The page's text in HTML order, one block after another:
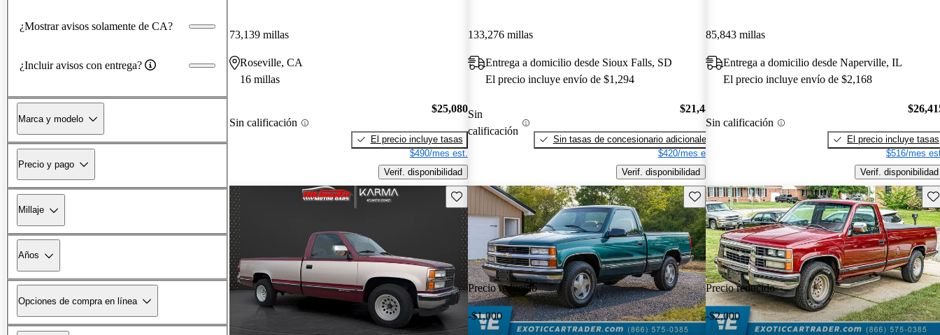
¿Mostrar avisos solamente de CA?
¿Incluir avisos con entrega?
Marca y modelo
Precio y pago
Millaje
Años
Opciones de compra en línea
73,139 millas
Roseville, CA
16 millas
Sin calificación
$25,080
El precio incluye tasas
$490/mes est.
Verif. disponibilidad
133,276 millas
Entrega a domicilio desde Sioux Falls, SD
El precio incluye envío de $1,294
Sin
calificación
$21,484
Sin tasas de concesionario adicionales
$420/mes est.
Verif. disponibilidad
85,843 millas
Entrega a domicilio desde Naperville, IL
El precio incluye envío de $2,168
Sin calificación
El precio incluye tasas
$516/mes
Verif. disponibilidad
Guarda este Aviso
Precio reducido
-$1,000
Guarda este Aviso
Precio reducido
-$2,000